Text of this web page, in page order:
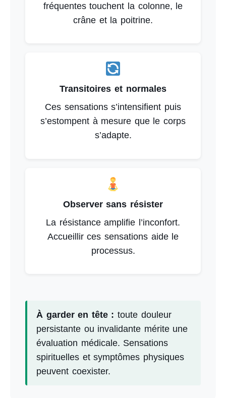
fréquentes touchent la colonne, le
crâne et la poitrine.
Transitoires et normales
Ces sensations s’intensifient puis
s’estompent à mesure que le corps
s’adapte.
Observer sans résister
La résistance amplifie l’inconfort.
Accueillir ces sensations aide le
processus.
À garder en tête : toute douleur
persistante ou invalidante mérite une
évaluation médicale. Sensations
spirituelles et symptômes physiques
peuvent coexister.